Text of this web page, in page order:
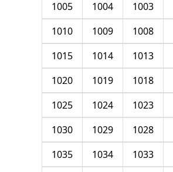
1003
1004
1005
1008
1009
1010
1013
1014
1015
1018
1019
1020
1023
1024
1025
1028
1029
1030
1033
1034
1035